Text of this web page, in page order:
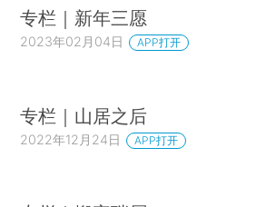
专栏｜新年三愿
2023年02月04日 APP打开
专栏｜山居之后
2022年12月24日 APP打开